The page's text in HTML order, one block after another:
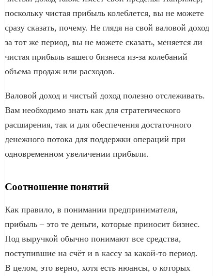
поскольку чистая прибыль колеблется, вы не можете
сразу сказать, почему. Не глядя на свой валовой доход
за тот же период, вы не можете сказать, меняется ли
чистая прибыль вашего бизнеса из-за колебаний
объема продаж или расходов.
Валовой доход и чистый доход полезно отслеживать.
Вам необходимо знать как для стратегического
расширения, так и для обеспечения достаточного
денежного потока для поддержки операций при
одновременном увеличении прибыли.
Соотношение понятий
Как правило, в понимании предпринимателя,
прибыль – это те деньги, которые приносит бизнес.
Под выручкой обычно понимают все средства,
поступившие на счёт и в кассу за какой-то период.
В целом, это верно, хотя есть нюансы, о которых